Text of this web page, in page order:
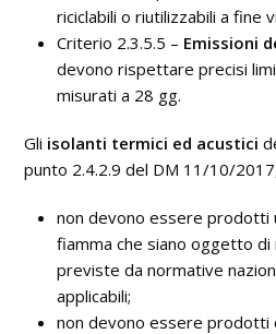
riciclabili o riutilizzabili a fine
Criterio 2.3.5.5 – Emissioni
devono rispettare precisi
misurati a 28 gg.
Gli isolanti termici ed acustici
punto 2.4.2.9 del DM 11/10/
non devono essere prodotti
fiamma che siano oggetto
previste da normative
applicabili;
non devono essere prodotti